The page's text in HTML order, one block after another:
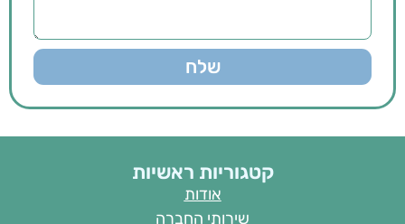
שלח
קטגוריות ראשיות
אודות
שירותי החברה